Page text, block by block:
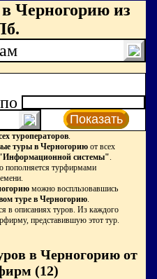
Черногорию из
по
Показать
туроператоров.
туры в Черногорию от всех
системы".
пополняется турфирмами
можно воспльзовавшись
туре в Черногорию.
в описаниях туров. Из каждого
представившую этот тур.
в Черногорию от
(12)